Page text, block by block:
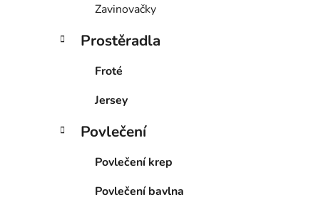
Zavinovačky
Prostěradla
Froté
Jersey
Povlečení
Povlečení krep
Povlečení bavlna